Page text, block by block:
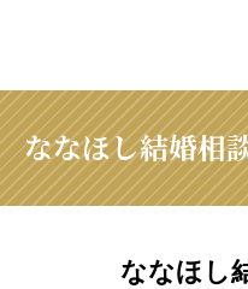
ななほし結婚相
ななほし